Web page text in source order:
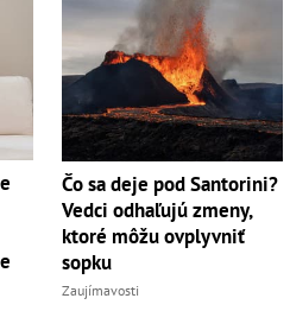
Čo sa deje pod Santorini?
Vedci odhaľujú zmeny,
ktoré môžu ovplyvniť
sopku
Zaujímavosti